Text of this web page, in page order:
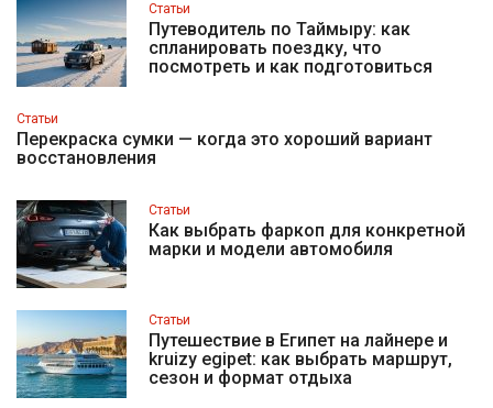
Статьи
Путеводитель по Таймыру: как
спланировать поездку, что
посмотреть и как подготовиться
Статьи
Перекраска сумки — когда это хороший вариант
восстановления
Статьи
Как выбрать фаркоп для конкретной
марки и модели автомобиля
Статьи
Путешествие в Египет на лайнере и
kruizy egipet: как выбрать маршрут,
сезон и формат отдыха